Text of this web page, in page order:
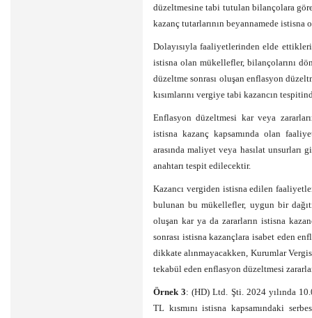
düzeltmesine tabi tutulan bilançolara
kazanç tutarlarının beyannamede
Dolayısıyla faaliyetlerinden elde
istisna olan mükellefler, bilançolarını
düzeltme sonrası oluşan enflasyon
kısımlarını vergiye tabi kazancın
Enflasyon düzeltmesi kar veya
istisna kazanç kapsamında olan
arasında maliyet veya hasılat unsurları
anahtarı tespit edilecektir.
Kazancı vergiden istisna edilen
bulunan bu mükellefler, uygun bir
oluşan kar ya da zararların istisna
sonrası istisna kazançlara isabet eden
dikkate alınmayacakken, Kurumlar
tekabül eden enflasyon düzeltmesi
Örnek 3: (HD) Ltd. Şti. 2024 yılında
TL kısmını istisna kapsamındaki